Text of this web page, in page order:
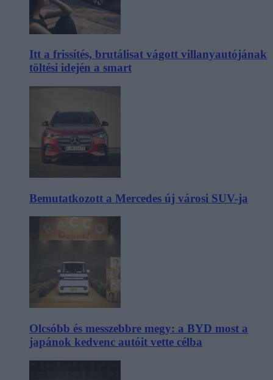
Itt a frissítés, brutálisat vágott villanyautójának
töltési idején a smart
Bemutatkozott a Mercedes új városi SUV-ja
Olcsóbb és messzebbre megy: a BYD most a
japánok kedvenc autóit vette célba